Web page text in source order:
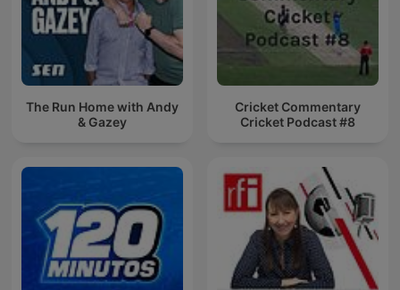
The Run Home with Andy
& Gazey
Cricket Commentary
Cricket Podcast #8